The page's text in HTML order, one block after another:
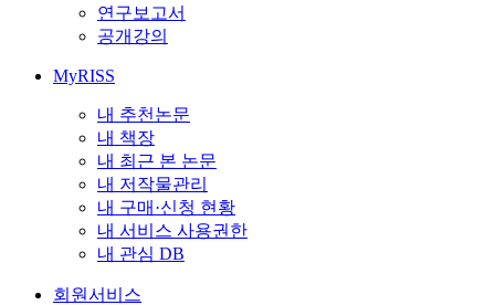
연구보고서
공개강의
MyRISS
내 추천논문
내 책장
내 최근 본 논문
내 저작물관리
내 구매·신청 현황
내 서비스 사용권한
내 관심 DB
회원서비스